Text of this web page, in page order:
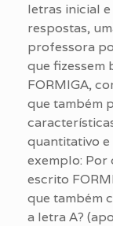
letras inicial
respostas,
professora
que fizessem
FORMIGA,
que também
quantitativo
exemplo: Por
escrito
que também
a letra A?